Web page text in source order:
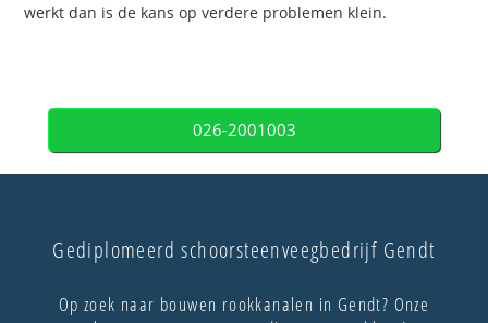
werkt dan is de kans op verdere problemen klein.
026-2001003
Gediplomeerd schoorsteenveegbedrijf Gendt
Op zoek naar bouwen rookkanalen in Gendt? Onze